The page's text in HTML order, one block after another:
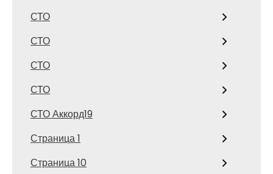
СТО
СТО
СТО
СТО
СТО Аккорд19
Страница 1
Страница 10